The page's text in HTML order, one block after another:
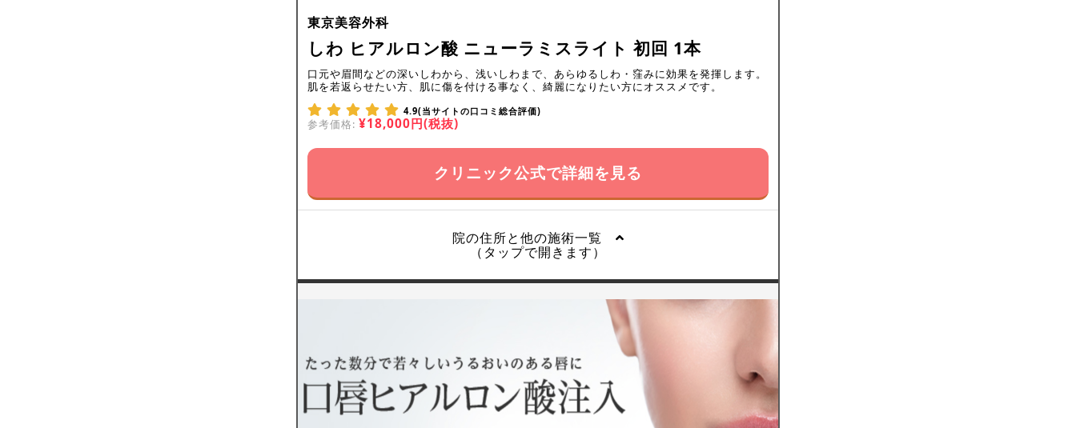
東京美容外科
しわ ヒアルロン酸 ニューラミスライト 初回 1本
口元や眉間などの深いしわから、浅いしわまで、あらゆるしわ・窪みに効果を発揮します。
肌を若返らせたい方、肌に傷を付ける事なく、綺麗になりたい方にオススメです。
4.9(当サイトの口コミ総合評価)
参考価格: ¥18,000円(税抜)
クリニック公式で詳細を見る
院の住所と他の施術一覧
（タップで開きます）